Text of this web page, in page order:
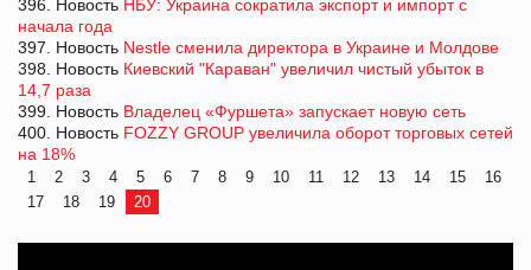
396. Новость НБУ: Украина сократила экспорт и импорт с
начала года
397. Новость Nestle сменила директора в Украине и Молдове
398. Новость Киевский "Караван" увеличил чистый убыток в
14,7 раза
399. Новость Владелец «Фуршета» запускает новую сеть
400. Новость FOZZY GROUP увеличила оборот торговых сетей
на 18%
1 2 3 4 5 6 7 8 9 10 11 12 13 14 15
16
17
18 19 20